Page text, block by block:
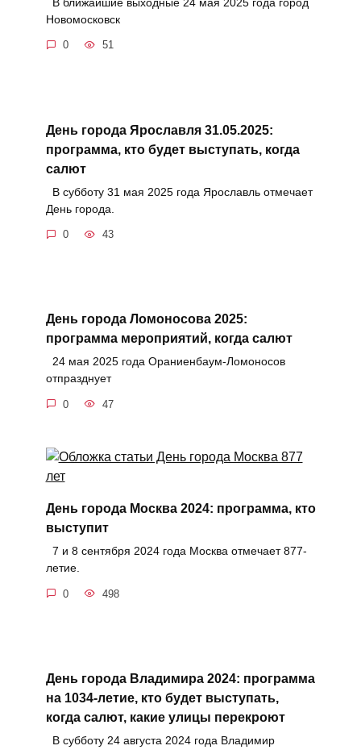
Новомосковск
0 51
День города Ярославля 31.05.2025:
программа, кто будет выступать, когда
салют
В субботу 31 мая 2025 года Ярославль отмечает
День города.
0 43
День города Ломоносова 2025:
программа мероприятий, когда салют
24 мая 2025 года Ораниенбаум-Ломоносов
отпразднует
0 47
День города Москва 2024: программа, кто
выступит
7 и 8 сентября 2024 года Москва отмечает 877-
летие.
0 498
День города Владимира 2024: программа
на 1034-летие, кто будет выступать,
когда салют, какие улицы перекроют
В субботу 24 августа 2024 года Владимир